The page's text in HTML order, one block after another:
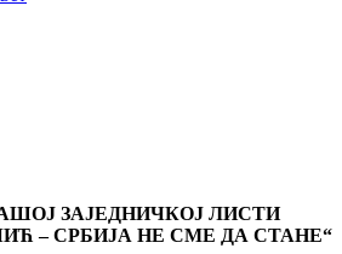
ЗАЈЕДНИЧКОЈ ЛИСТИ
– СРБИЈА НЕ СМЕ ДА СТАНЕ“